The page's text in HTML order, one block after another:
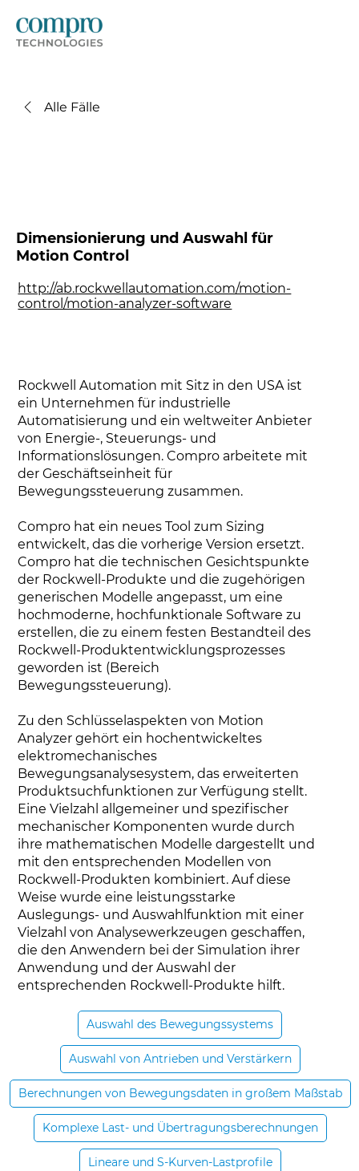
Alle Fälle
Dimensionierung und Auswahl für
Motion Control
http://ab.rockwellautomation.com/motion-
control/motion-analyzer-software
Rockwell Automation mit Sitz in den USA ist
ein Unternehmen für industrielle
Automatisierung und ein weltweiter Anbieter
von Energie-, Steuerungs- und
Informationslösungen. Compro arbeitete mit
der Geschäftseinheit für
Bewegungssteuerung zusammen.
Compro hat ein neues Tool zum Sizing
entwickelt, das die vorherige Version ersetzt.
Compro hat die technischen Gesichtspunkte
der Rockwell-Produkte und die zugehörigen
generischen Modelle angepasst, um eine
hochmoderne, hochfunktionale Software zu
erstellen, die zu einem festen Bestandteil des
Rockwell-Produktentwicklungsprozesses
geworden ist (Bereich
Bewegungssteuerung).
Zu den Schlüsselaspekten von Motion
Analyzer gehört ein hochentwickeltes
elektromechanisches
Bewegungsanalysesystem, das erweiterten
Produktsuchfunktionen zur Verfügung stellt.
Eine Vielzahl allgemeiner und spezifischer
mechanischer Komponenten wurde durch
ihre mathematischen Modelle dargestellt und
mit den entsprechenden Modellen von
Rockwell-Produkten kombiniert. Auf diese
Weise wurde eine leistungsstarke
Auslegungs- und Auswahlfunktion mit einer
Vielzahl von Analysewerkzeugen geschaffen,
die den Anwendern bei der Simulation ihrer
Anwendung und der Auswahl der
entsprechenden Rockwell-Produkte hilft.
Auswahl des Bewegungssystems
Auswahl von Antrieben und Verstärkern
Berechnungen von Bewegungsdaten in großem Maßstab
Komplexe Last- und Übertragungsberechnungen
Lineare und S-Kurven-Lastprofile